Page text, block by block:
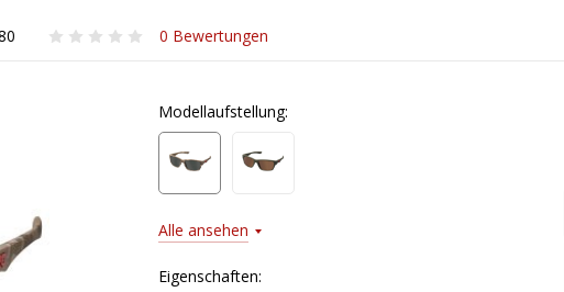
0 Bewertungen
Modellaufstellung:
Alle ansehen
Eigenschaften: